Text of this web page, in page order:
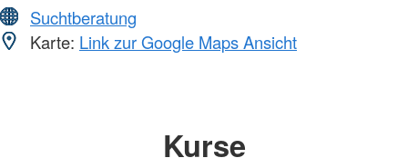
Suchtberatung
Karte: Link zur Google Maps Ansicht
Kurse